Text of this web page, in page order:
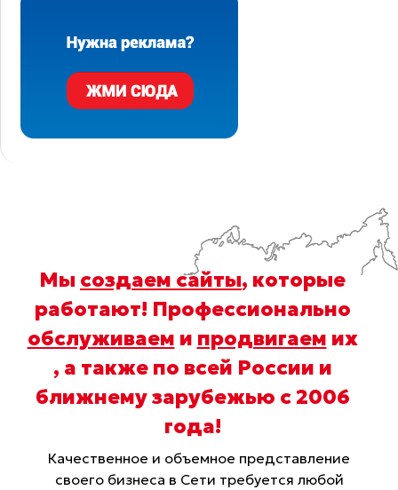
Мы создаем сайты, которые
работают! Профессионально
обслуживаем и продвигаем их
, а также по всей России и
ближнему зарубежью с 2006
года!
Качественное и объемное представление
своего бизнеса в Сети требуется любой